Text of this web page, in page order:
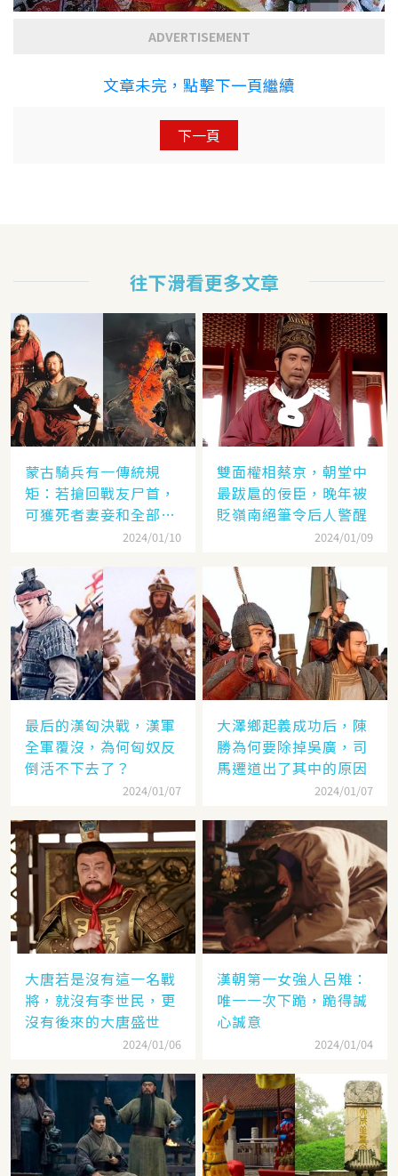
ADVERTISEMENT
文章未完，點擊下一頁繼續
下一頁
往下滑看更多文章
蒙古騎兵有一傳統規
矩：若搶回戰友尸首，
可獲死者妻妾和全部牲
2024/01/10
雙面權相蔡京，朝堂中
最跋扈的佞臣，晚年被
貶嶺南絕筆令后人警醒
2024/01/09
最后的漢匈決戰，漢軍
全軍覆沒，為何匈奴反
倒活不下去了？
2024/01/07
大澤鄉起義成功后，陳
勝為何要除掉吳廣，司
馬遷道出了其中的原因
2024/01/07
大唐若是沒有這一名戰
將，就沒有李世民，更
沒有後來的大唐盛世
2024/01/06
漢朝第一女強人呂雉：
唯一一次下跪，跪得誠
心誠意
2024/01/04